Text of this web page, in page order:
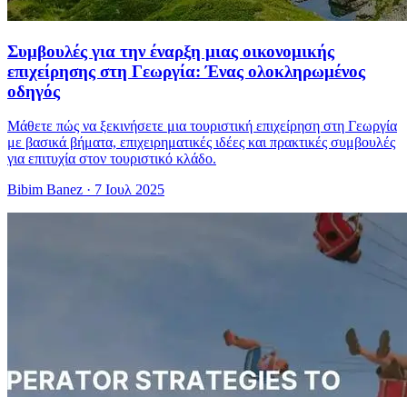
Συμβουλές για την έναρξη μιας οικονομικής
επιχείρησης στη Γεωργία: Ένας ολοκληρωμένος
οδηγός
Μάθετε πώς να ξεκινήσετε μια τουριστική επιχείρηση στη Γεωργία
με βασικά βήματα, επιχειρηματικές ιδέες και πρακτικές συμβουλές
για επιτυχία στον τουριστικό κλάδο.
Bibim Banez · 7 Ιουλ 2025